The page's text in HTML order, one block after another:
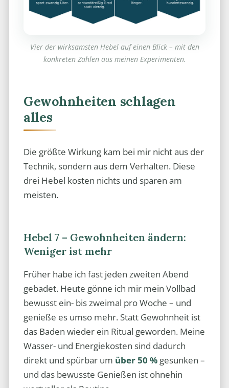
Vier der wirksamsten Hebel auf einen Blick – mit den
konkreten Zahlen aus meinen Experimenten.
Gewohnheiten schlagen
alles
Die größte Wirkung kam bei mir nicht aus der
Technik, sondern aus dem Verhalten. Diese
drei Hebel kosten nichts und sparen am
meisten.
Hebel 7 – Gewohnheiten ändern:
Weniger ist mehr
Früher habe ich fast jeden zweiten Abend
gebadet. Heute gönne ich mir mein Vollbad
bewusst ein- bis zweimal pro Woche – und
genieße es umso mehr. Statt Gewohnheit ist
das Baden wieder ein Ritual geworden. Meine
Wasser- und Energiekosten sind dadurch
direkt und spürbar um über 50 %gesunken –
und das bewusste Genießen ist ohnehin